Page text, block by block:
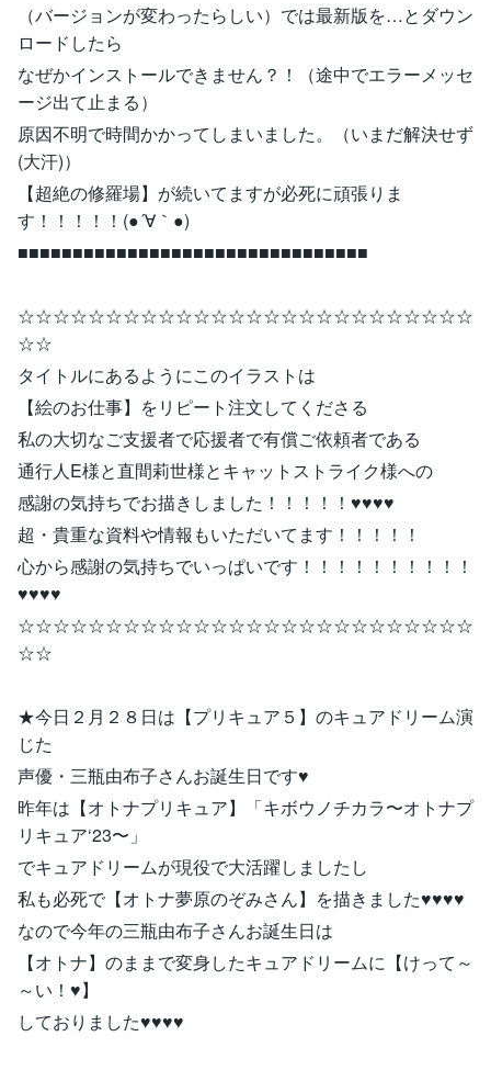
（バージョンが変わったらしい）では最新版を…とダウン
ロードしたら
なぜかインストールできません？！（途中でエラーメッセ
ージ出て止まる）
原因不明で時間かかってしまいました。（いまだ解決せず
(大汗)）
【超絶の修羅場】が続いてますが必死に頑張りま
す！！！！！(●´∀｀●)
■■■■■■■■■■■■■■■■■■■■■■■■■■■■■■■■
☆☆☆☆☆☆☆☆☆☆☆☆☆☆☆☆☆☆☆☆☆☆☆☆☆☆
☆☆
タイトルにあるようにこのイラストは
【絵のお仕事】をリピート注文してくださる
私の大切なご支援者で応援者で有償ご依頼者である
通行人E様と直間莉世様とキャットストライク様への
感謝の気持ちでお描きしました！！！！！♥♥♥♥
超・貴重な資料や情報もいただいてます！！！！！
心から感謝の気持ちでいっぱいです！！！！！！！！！！
♥♥♥♥
☆☆☆☆☆☆☆☆☆☆☆☆☆☆☆☆☆☆☆☆☆☆☆☆☆☆
☆☆
★今日２月２８日は【プリキュア５】のキュアドリーム演
じた
声優・三瓶由布子さんお誕生日です♥
昨年は【オトナプリキュア】「キボウノチカラ〜オトナプ
リキュア‘23〜」
でキュアドリームが現役で大活躍しましたし
私も必死で【オトナ夢原のぞみさん】を描きました♥♥♥♥
なので今年の三瓶由布子さんお誕生日は
【オトナ】のままで変身したキュアドリームに【けって～
～い！♥】
しておりました♥♥♥♥